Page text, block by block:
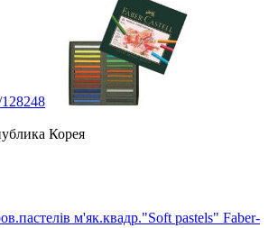
Корея
м'як.квадр."Soft pastels" Faber-